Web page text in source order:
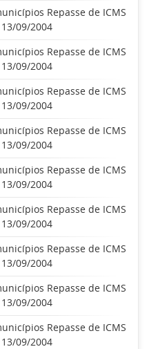
Repasse de ICMS
09/2004
Repasse de ICMS
09/2004
Repasse de ICMS
09/2004
Repasse de ICMS
09/2004
Repasse de ICMS
09/2004
Repasse de ICMS
09/2004
Repasse de ICMS
09/2004
Repasse de ICMS
09/2004
Repasse de ICMS
09/2004